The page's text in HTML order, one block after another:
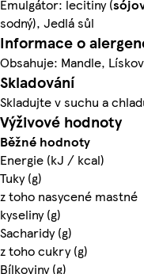
Emulgátor: lecitiny (
sodný), Jedlá sůl
Informace o
Obsahuje: Mandle,
Skladování
Skladujte v suchu a
Výživové hodnoty
Běžné hodnoty
Energie (kJ / kcal)
Tuky (g)
z toho nasycené mastné
kyseliny (g)
Sacharidy (g)
z toho cukry (g)
Bílkoviny (g)